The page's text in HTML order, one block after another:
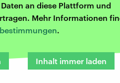
an diese Plattform und
Mehr Informationen
.
Inhalt immer laden